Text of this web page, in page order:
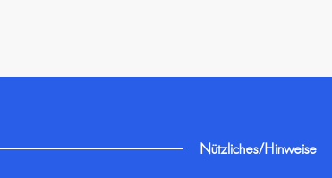
Nützliches/Hinweise